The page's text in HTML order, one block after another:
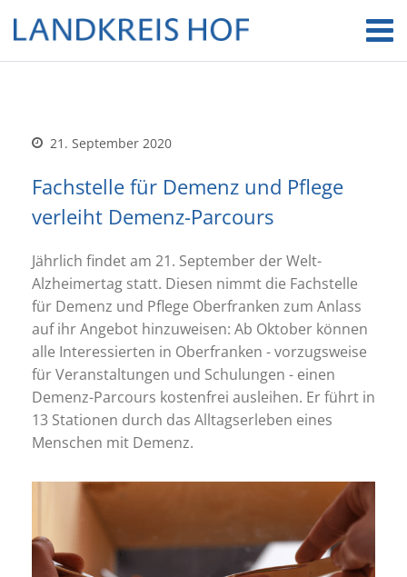
21. September 2020
Fachstelle für Demenz und Pflege
verleiht Demenz-Parcours
Jährlich findet am 21. September der Welt-
Alzheimertag statt. Diesen nimmt die Fachstelle
für Demenz und Pflege Oberfranken zum Anlass
auf ihr Angebot hinzuweisen: Ab Oktober können
alle Interessierten in Oberfranken - vorzugsweise
für Veranstaltungen und Schulungen - einen
Demenz-Parcours kostenfrei ausleihen. Er führt in
13 Stationen durch das Alltagserleben eines
Menschen mit Demenz.